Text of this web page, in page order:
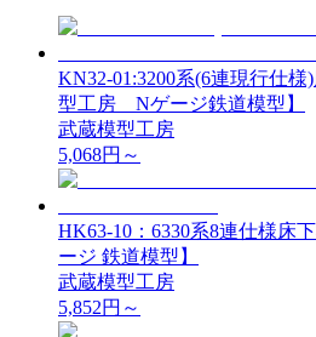
KN32-01:3200系(6連現行仕
型工房 Nゲージ鉄道模型】
武蔵模型工房
5,068円～
HK63-10：6330系8連仕様床
ージ 鉄道模型】
武蔵模型工房
5,852円～